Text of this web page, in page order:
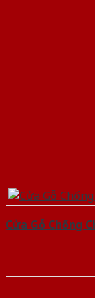
Cửa Gỗ Chống